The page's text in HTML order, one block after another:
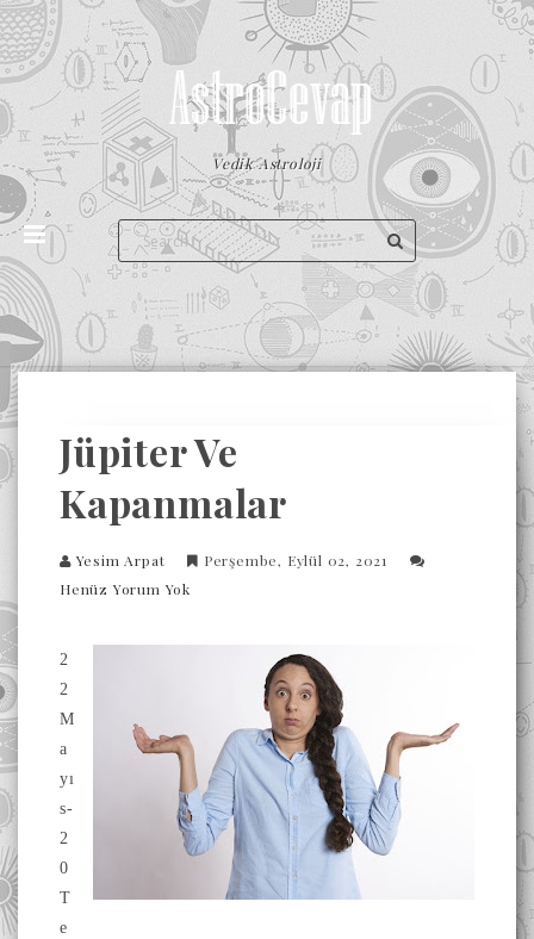
Vedik Astroloji
Jüpiter Ve
Kapanmalar
Yesim Arpat
Perşembe, Eylül 02, 2021
Henüz Yorum Yok
2
2
M
a
yı
s-
2
0
T
e